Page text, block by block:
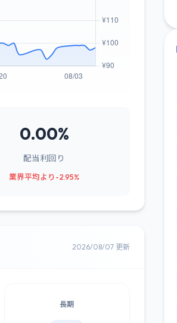
0.00%
配当利回り
業界平均より-2.95%
2026/08/07 更新
長期